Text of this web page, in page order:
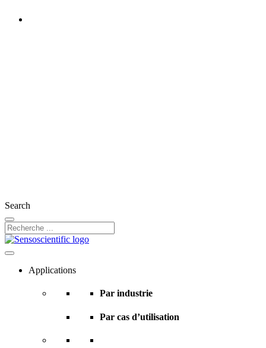
Search
Applications
Par industrie
Par cas d’utilisation